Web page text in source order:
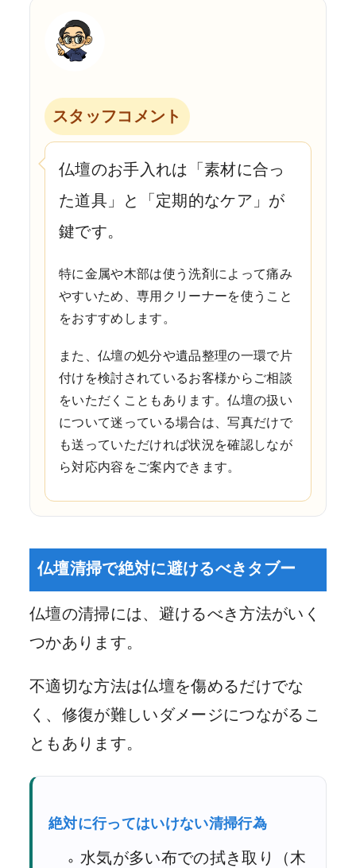
スタッフコメント
仏壇のお手入れは「素材に合っ
た道具」と「定期的なケア」が
鍵です。
特に金属や木部は使う洗剤によって痛み
やすいため、専用クリーナーを使うこと
をおすすめします。
また、仏壇の処分や遺品整理の一環で片
付けを検討されているお客様からご相談
をいただくこともあります。仏壇の扱い
について迷っている場合は、写真だけで
も送っていただければ状況を確認しなが
ら対応内容をご案内できます。
仏壇清掃で絶対に避けるべきタブー
仏壇の清掃には、避けるべき方法がいく
つかあります。
不適切な方法は仏壇を傷めるだけでな
く、修復が難しいダメージにつながるこ
ともあります。
絶対に行ってはいけない清掃行為
水気が多い布での拭き取り（木